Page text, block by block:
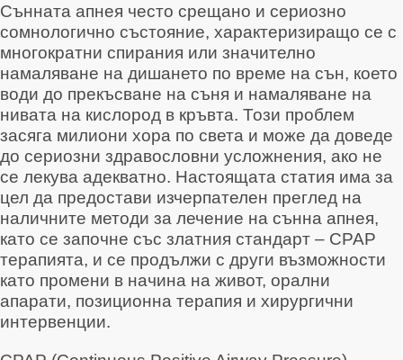
Сънната апнея често срещано и сериозно
сомнологично състояние, характеризиращо се с
многократни спирания или значително
намаляване на дишането по време на сън, което
води до прекъсване на съня и намаляване на
нивата на кислород в кръвта. Този проблем
засяга милиони хора по света и може да доведе
до сериозни здравословни усложнения, ако не
се лекува адекватно. Настоящата статия има за
цел да предостави изчерпателен преглед на
наличните методи за лечение на сънна апнея,
като се започне със златния стандарт – CPAP
терапията, и се продължи с други възможности
като промени в начина на живот, орални
апарати, позиционна терапия и хирургични
интервенции.